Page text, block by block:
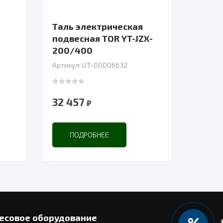
Таль электрическая
подвесная TOR YT-JZX-
200/400
Артикул: UT-00006632
32 457 ₽
ПОДРОБНЕЕ
оборудование